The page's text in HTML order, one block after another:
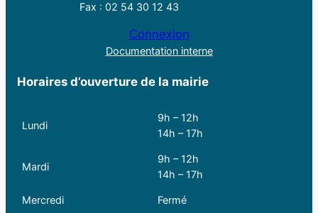
Fax : 02 54 30 12 43
Connexion
Documentation interne
Horaires d’ouverture de la mairie
Lundi
9h – 12h
14h – 17h
Mardi
9h – 12h
14h – 17h
Mercredi Fermé